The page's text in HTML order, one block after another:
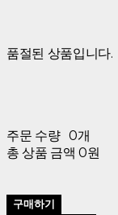
품절된 상품입니다.
주문 수량 0개
총 상품 금액 0원
구매하기